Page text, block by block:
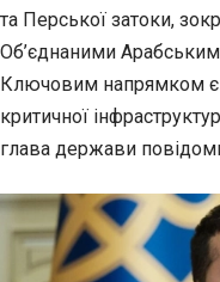
та Перської затоки,
Об’єднаними
Ключовим напрямком є
критичної
глава держави